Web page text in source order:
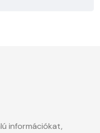
információkat,